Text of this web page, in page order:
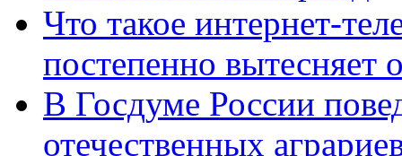
Что такое интернет-
постепенно вытесняет
В Госдуме России
отечественных